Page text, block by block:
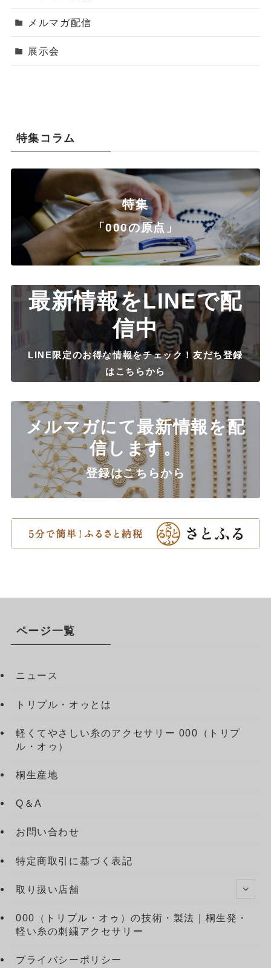
メルマガ配信
展示会
特集コラム
特集
「000の原点」
最新情報をLINEで配
信中
LINE限定のお得な情報をチェック！友だち登録
はこちらから
メルマガにて最新情報を配
信します。
登録はこちらから
ページ一覧
ニュース
トリプル・オゥとは
軽くてやさしい糸のアクセサリー 000（トリプ
ル・オゥ）
桐生産地
Q＆A
お問い合わせ
特定商取引に基づく表記
取り扱い店舗
000（トリプル・オゥ）の技術・製法｜桐生発・
軽い糸の刺繍アクセサリー
プライバシーポリシー